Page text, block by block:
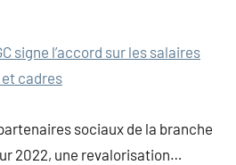
signe l’accord sur les salaires
cadres
sociaux de la branche
2022, une revalorisation…